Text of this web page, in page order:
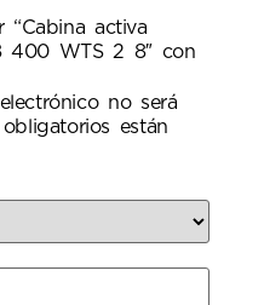
“Cabina activa
400 WTS 2 8″ con
no será
están